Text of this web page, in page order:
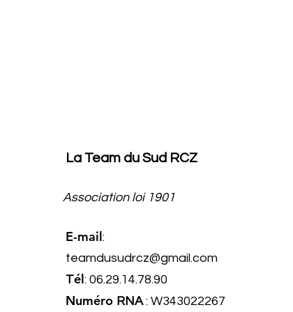
La Team du Sud RCZ
Association loi 1901
E-mail:
teamdusudrcz@gmail.com
Tél: 06.29.14.78.90
Numéro RNA: W343022267